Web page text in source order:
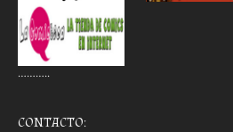
………..
CONTACTO: